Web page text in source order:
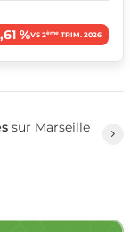
%VS 2èmeTRIM. 2026
sur Marseille